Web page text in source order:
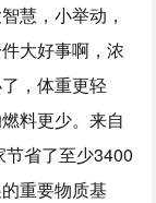
慧，小举动，
大好事啊，浓
，体重更轻
料更少。来自
省了至少3400
重要物质基